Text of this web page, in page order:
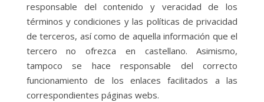
responsable del contenido y veracidad de los
términos y condiciones y las políticas de privacidad
de terceros, así como de aquella información que el
tercero no ofrezca en castellano. Asimismo,
tampoco se hace responsable del correcto
funcionamiento de los enlaces facilitados a las
correspondientes páginas webs.